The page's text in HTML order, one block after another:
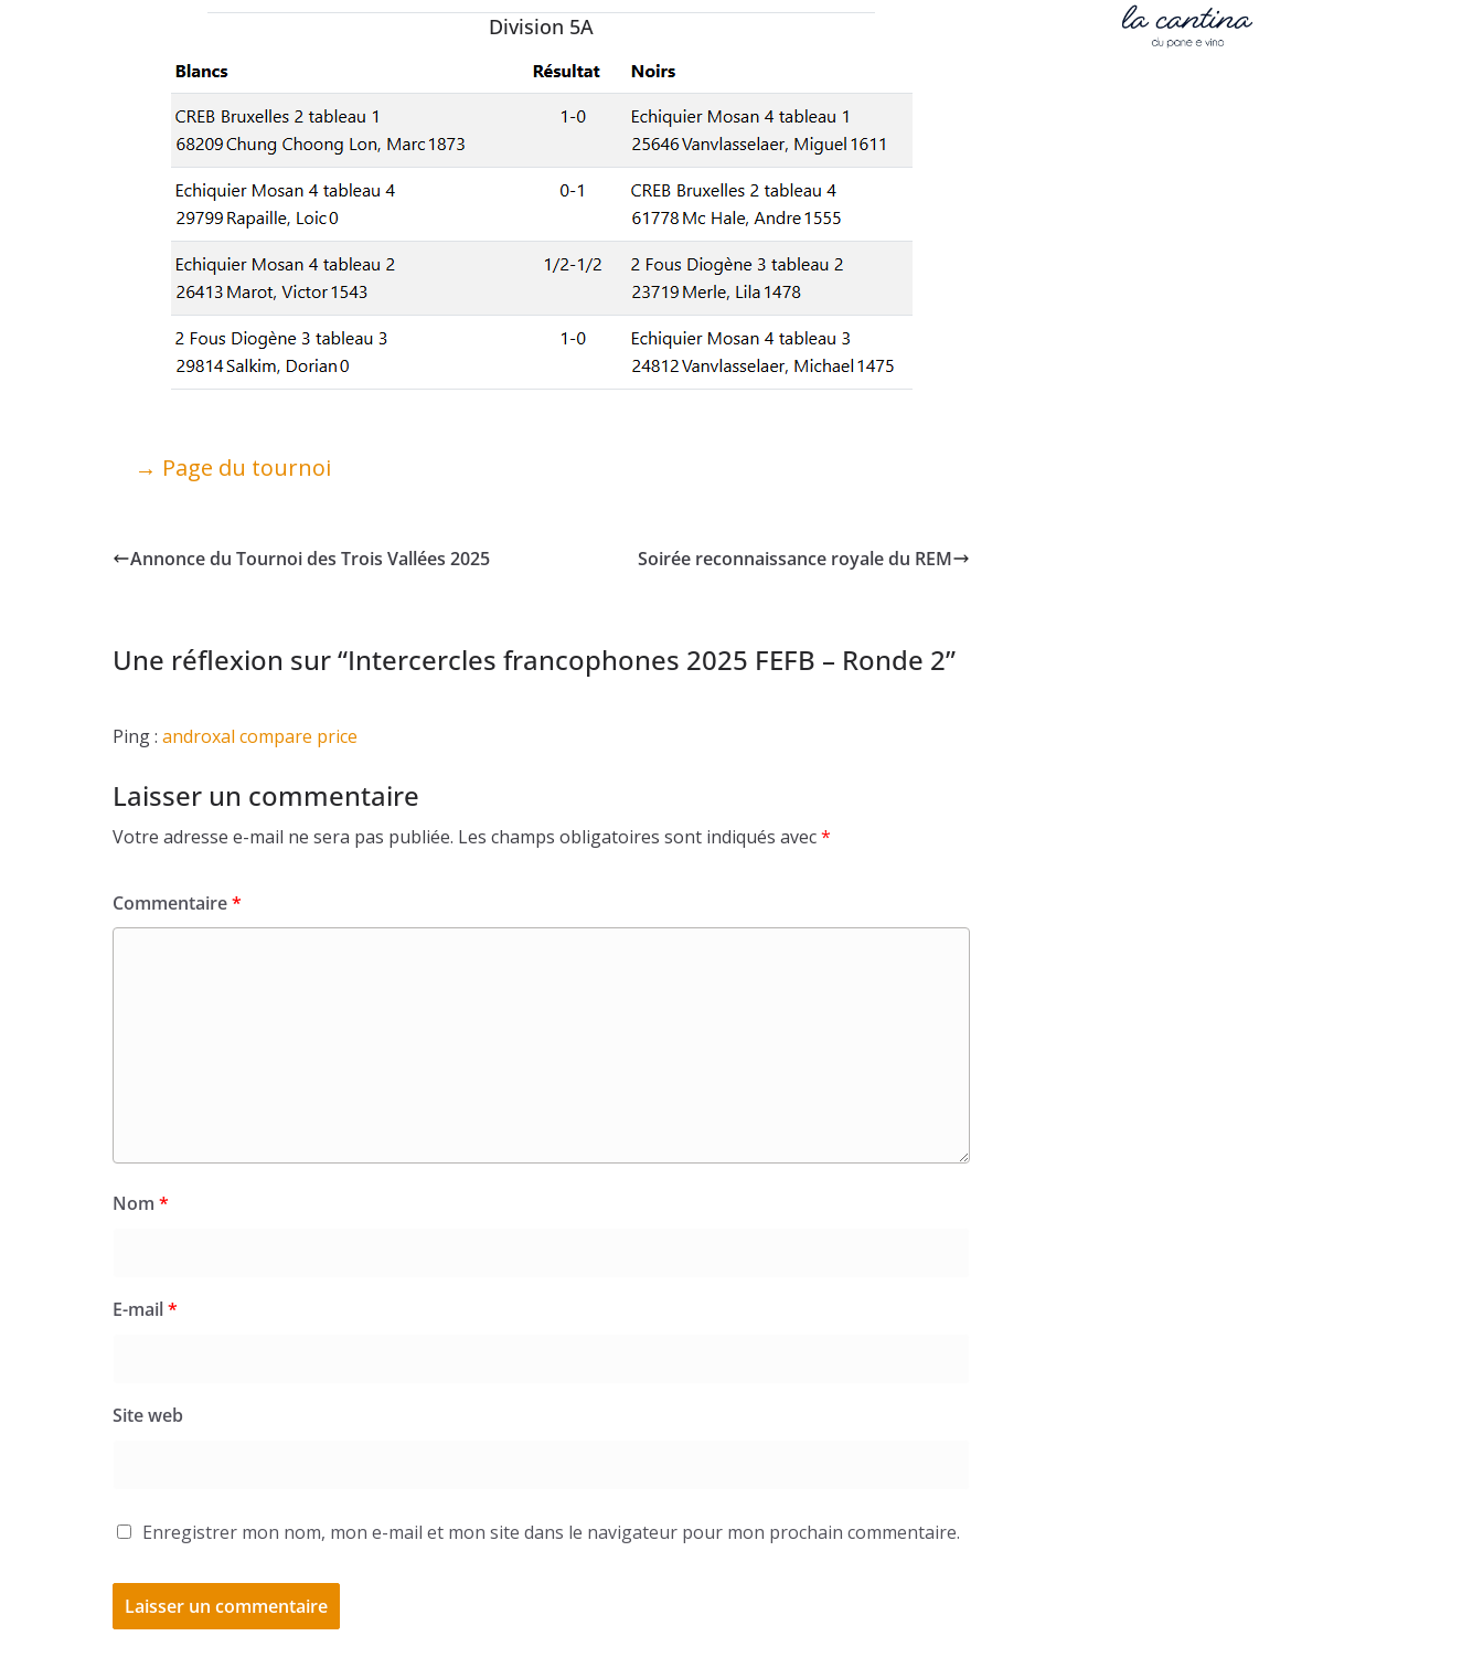
Division 5A
→ Page du tournoi
Annonce du Tournoi des Trois Vallées 2025 Soirée reconnaissance royale du REM
Une réflexion sur “Intercercles francophones 2025 FEFB – Ronde 2”
Ping : androxal compare price
Laisser un commentaire
Votre adresse e-mail ne sera pas publiée. Les champs obligatoires sont indiqués avec*
Commentaire*
Nom *
E-mail*
Site web
Enregistrer mon nom, mon e-mail et mon site dans le navigateur pour mon prochain commentaire.